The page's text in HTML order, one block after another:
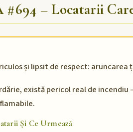
– Locatarii
și lipsit de respect:
există pericol real de
Și Ce Urmează